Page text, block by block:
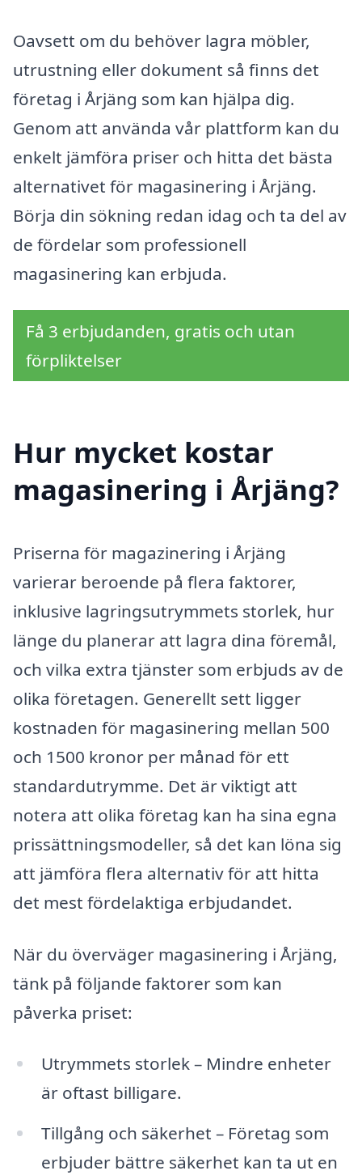
Oavsett om du behöver lagra möbler,
utrustning eller dokument så finns det
företag i Årjäng som kan hjälpa dig.
Genom att använda vår plattform kan du
enkelt jämföra priser och hitta det bästa
alternativet för magasinering i Årjäng.
Börja din sökning redan idag och ta del av
de fördelar som professionell
magasinering kan erbjuda.
Få 3 erbjudanden, gratis och utan
förpliktelser
Hur mycket kostar
magasinering i Årjäng?
Priserna för magazinering i Årjäng
varierar beroende på flera faktorer,
inklusive lagringsutrymmets storlek, hur
länge du planerar att lagra dina föremål,
och vilka extra tjänster som erbjuds av de
olika företagen. Generellt sett ligger
kostnaden för magasinering mellan 500
och 1500 kronor per månad för ett
standardutrymme. Det är viktigt att
notera att olika företag kan ha sina egna
prissättningsmodeller, så det kan löna sig
att jämföra flera alternativ för att hitta
det mest fördelaktiga erbjudandet.
När du överväger magasinering i Årjäng,
tänk på följande faktorer som kan
påverka priset:
Utrymmets storlek – Mindre enheter
är oftast billigare.
Tillgång och säkerhet – Företag som
erbjuder bättre säkerhet kan ta ut en